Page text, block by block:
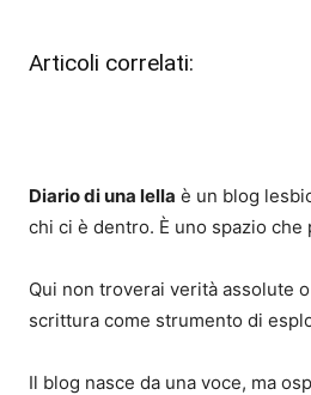
Articoli correlati:
Diario di una lella è un blog
chi ci è dentro. È uno spazio
Qui non troverai verità assolute
scrittura come strumento di
Il blog nasce da una voce, ma